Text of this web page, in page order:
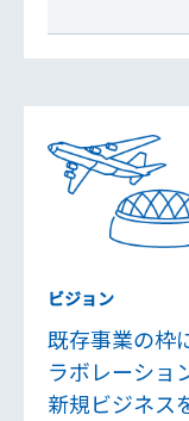
ビジョン
既存事業の枠
ラボレーショ
新規ビジネス